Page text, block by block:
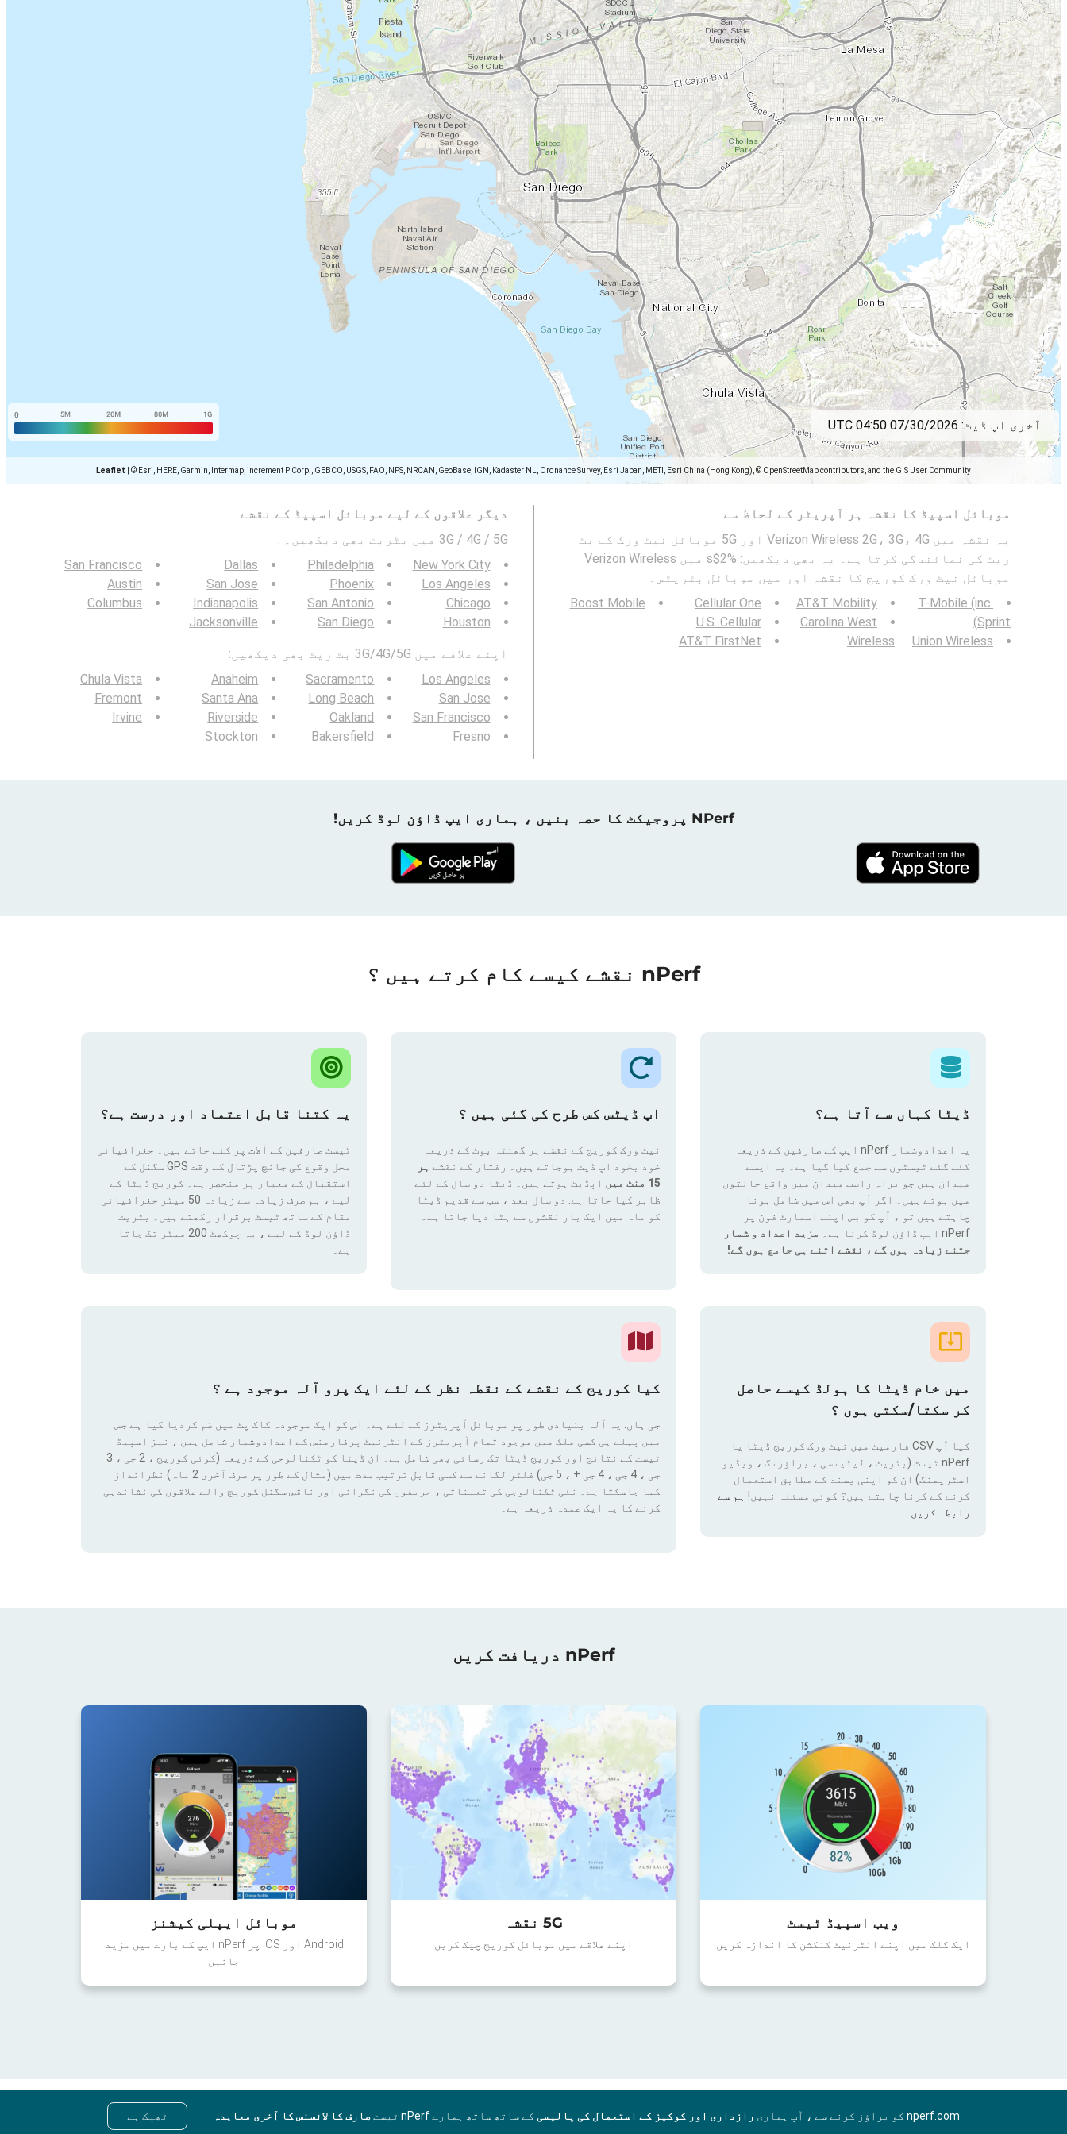
Leaflet © Esri, HERE, Garmin, Intermap, increment P Corp., GEBCO, USGS, FAO, NPS, NRCAN, GeoBase, IGN, Kadaster NL, Ordnance Survey, Esri Japan, METI, Esri China (Hong Kong), © OpenStreetMap contributors, and the GIS User Community
آخری اپ ڈیٹ: 07/30/2026 04:50 UTC
موبائل اسپیڈ کا نقشہ ہر آپریٹر کے لحاظ سے
یہ نقشہ میں Verizon Wireless 2G، 3G، 4G اور 5G موبائل نیٹ ورک کے بٹ
ریٹ کی نمائندگی کرتا ہے۔ یہ بھی دیکھیں: %2$s میں
Verizon Wireless
موبائل نیٹ ورک کوریج کا نقشہ اور میں موبائل بٹریٹس۔
T-Mobile (inc.
Sprint)
Union Wireless
AT&T Mobility
Carolina West
Wireless
Cellular One
U.S. Cellular
AT&T FirstNet
Boost Mobile
دیگر علاقوں کے لیے موبائل اسپیڈ کے نقشے
3G / 4G / 5G میں بٹریٹ بھی دیکھیں۔ :
New York City
Los Angeles
Chicago
Houston
Philadelphia
Phoenix
San Antonio
San Diego
Dallas
San Jose
Indianapolis
Jacksonville
San Francisco
Austin
Columbus
اپنے علاقے میں 3G/4G/5G بٹ ریٹ بھی دیکھیں:
Los Angeles
San Jose
San Francisco
Fresno
Sacramento
Long Beach
Oakland
Bakersfield
Anaheim
Santa Ana
Riverside
Stockton
Chula Vista
Fremont
Irvine
NPerf پروجیکٹ کا حصہ بنیں ، ہماری ایپ ڈاؤن لوڈ کریں!
nPerf نقشے کیسے کام کرتے ہیں ؟
ڈیٹا کہاں سے آتا ہے؟
یہ اعدادوشمار nPerf ایپ کے صارفین کے ذریعہ
کئے گئے ٹیسٹوں سے جمع کیا گیا ہے۔ یہ ایسے
میدان ہیں جو براہ راست میدان میں واقع حالتوں
میں ہوتے ہیں۔ اگر آپ بھی اس میں شامل ہونا
چاہتے ہیں تو ، آپ کو بس اپنے اسمارٹ فون پر
nPerf ایپ ڈاؤن لوڈ کرنا ہے۔
مزید اعداد و شمار
جتنے زیادہ ہوں گے ، نقشے اتنے ہی جامع ہوں گے!
اپ ڈیٹس کس طرح کی گئی ہیں ؟
نیٹ ورک کوریج کے نقشے ہر گھنٹہ بوٹ کے ذریعہ
خود بخود اپ ڈیٹ ہوجاتے ہیں۔ رفتار کے نقشے ہر
15 منٹ میں
اپڈیٹ ہوتے ہیں۔ ڈیٹا دو سال کے لئے
ظاہر کیا جاتا ہے. دو سال بعد ، سب سے قدیم ڈیٹا
کو ماہ میں ایک بار نقشوں سے ہٹا دیا جاتا ہے۔
یہ کتنا قابل اعتماد اور درست ہے؟
ٹیسٹ صارفین کے آلات پر کئے جاتے ہیں۔ جغرافیائی
محل وقوع کی جانچ پڑتال کے وقت GPS سگنل کے
استقبال کے معیار پر منحصر ہے۔ کوریج ڈیٹا کے
لیے ، ہم صرف زیادہ سے زیادہ 50 میٹر جغرافیائی
مقام کے ساتھ ٹیسٹ برقرار رکھتے ہیں۔ بٹریٹ
ڈاؤن لوڈ کے لیے ، یہ چوکھٹ 200 میٹر تک جاتا
ہے۔
میں خام ڈیٹا کا ہولڈ کیسے حاصل
کر سکتا/سکتی ہوں ؟
کیا آپ CSV فارمیٹ میں نیٹ ورک کوریج ڈیٹا یا
nPerf ٹیسٹ (بٹریٹ ، لیٹینسی ، براؤزنگ ، ویڈیو
اسٹریمنگ) ان کو اپنی پسند کے مطابق استعمال
کرنے کے کرنا چاہتے ہیں؟ کوئی مسئلہ نہیں! ہم سے
رابطہ کریں
کیا کوریج کے نقشے کے نقطہ نظر کے لئے ایک پرو آلہ موجود ہے ؟
جی ہاں. یہ آلہ بنیادی طور پر موبائل آپریٹرز کے لئے ہے۔ اس کو ایک موجودہ کاک پٹ میں ضم کردیا گیا ہے جس
میں پہلے ہی کسی ملک میں موجود تمام آپریٹرز کے انٹرنیٹ پرفارمنس کے اعدادوشمار شامل ہیں ، نیز اسپیڈ
ٹیسٹ کے نتائج اور کوریج ڈیٹا تک رسائی بھی شامل ہے۔ ان ڈیٹا کو ٹکنالوجی کے ذریعہ (کوئی کوریج ، 2 جی ، 3
جی ، 4 جی ، 4 جی + ، 5 جی) فلٹر لگانے سے کسی قابل ترتیب مدت میں (مثال کے طور پر صرف آخری 2 ماہ) نظرانداز
کیا جاسکتا ہے۔ نئی ٹکنالوجی کی تعیناتی ، حریفوں کی نگرانی اور ناقص سگنل کوریج والے علاقوں کی نشاندہی
کرنے کا یہ ایک عمدہ ذریعہ ہے۔
nPerf دریافت کریں
ویب اسپیڈ ٹیسٹ
ایک کلک میں اپنے انٹرنیٹ کنکشن کا اندازہ کریں
5G نقشہ
اپنے علاقے میں موبائل کوریج چیک کریں
موبائل ایپلی کیشنز
Android اور iOS پر nPerf ایپ کے بارے میں مزید
جانیں
nperf.com کو براؤز کرنے سے ، آپ ہماری رازداری اور کوکیز کے استعمال کی پالیسی کے ساتھ ساتھ ہمارے nPerf ٹیسٹ صارف کا لائسنس کا آخری معاہدہ ٹھیک ہے